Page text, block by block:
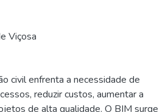
Viçosa
civil enfrenta a necessidade de
reduzir custos, aumentar a
de alta qualidade. O BIM surge